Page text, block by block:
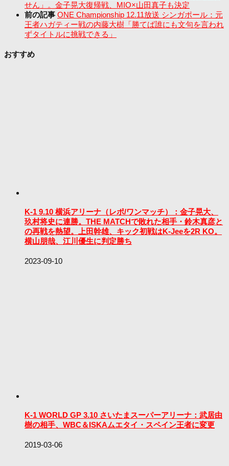
せん」。金子晃大復帰戦、MIO×山田真子も決定
前の記事 ONE Championship 12.11放送 シンガポール：元
王者ハガティー戦の内藤大樹「勝てば誰にも文句を言われ
ずタイトルに挑戦できる」
おすすめ
K-1 9.10 横浜アリーナ（レポ/ワンマッチ）：金子晃大、
玖村将史に連勝。THE MATCHで敗れた相手・鈴木真彦と
の再戦を熱望。上田幹雄、キック初戦はK-Jeeを2R KO。
横山朋哉、江川優生に判定勝ち
2023-09-10
K-1 WORLD GP 3.10 さいたまスーパーアリーナ：武居由
樹の相手、WBC＆ISKAムエタイ・スペイン王者に変更
2019-03-06